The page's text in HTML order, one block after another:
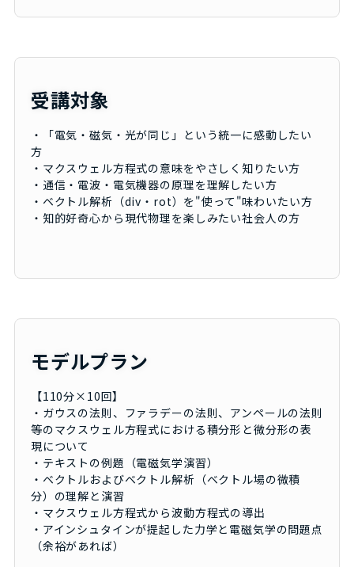
受講対象
・「電気・磁気・光が同じ」という統一に感動したい
方
・マクスウェル方程式の意味をやさしく知りたい方
・通信・電波・電気機器の原理を理解したい方
・ベクトル解析（div・rot）を"使って"味わいたい方
・知的好奇心から現代物理を楽しみたい社会人の方
モデルプラン
【110分×10回】
・ガウスの法則、ファラデーの法則、アンペールの法則
等のマクスウェル方程式における積分形と微分形の表
現について
・テキストの例題（電磁気学演習）
・ベクトルおよびベクトル解析（ベクトル場の微積
分）の理解と演習
・マクスウェル方程式から波動方程式の導出
・アインシュタインが提起した力学と電磁気学の問題点
（余裕があれば）